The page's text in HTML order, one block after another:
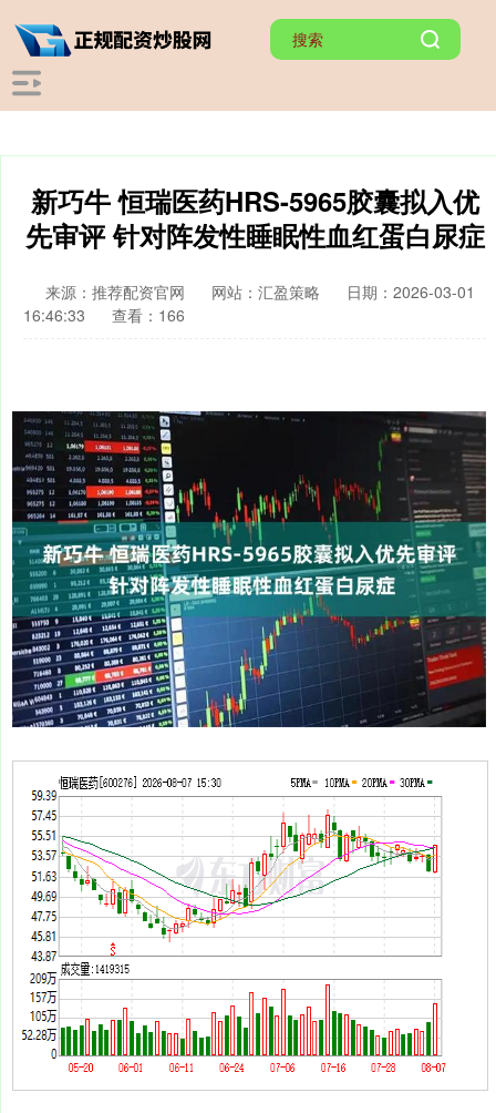
新巧牛 恒瑞医药HRS-5965胶囊拟入优
先审评 针对阵发性睡眠性血红蛋白尿症
来源：推荐配资官网 网站：汇盈策略
日期：2026-03-01
16:46:33
查看：166